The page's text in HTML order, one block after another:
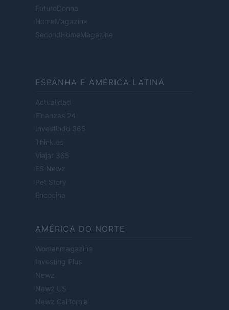
FuturoDonna
HomeMagazine
SecondHomeMagazine
ESPANHA E AMÉRICA LATINA
Actualidad
Finanzas 24
Investindo 365
Think.es
Viajar 365
ES Newz
Pet Story
Encocina
AMÉRICA DO NORTE
Womanmagazine
Investing Plus
Newz
Newz US
Newz California